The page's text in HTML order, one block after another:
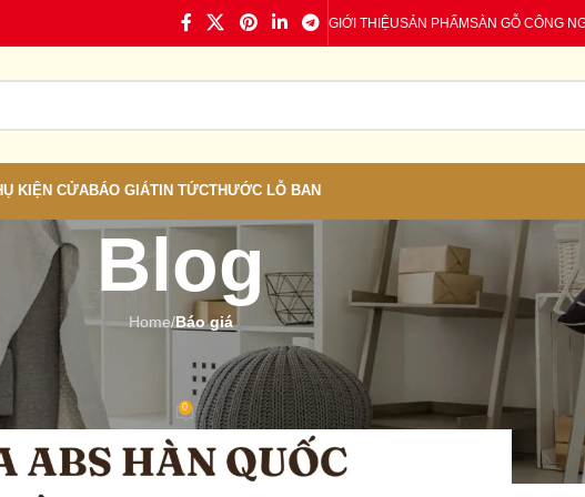
GIỚI THIỆUSẢN PHẨMSÀN GỖ CÔNG
KIỆN CỬABÁO GIÁTIN TỨCTHƯỚC LỖ BAN
Blog
Home/Báo giá
, TIN TỨC
Quốc Tại Trà Vinh
nhựa On 04/07/2026 0
Báo
Tin